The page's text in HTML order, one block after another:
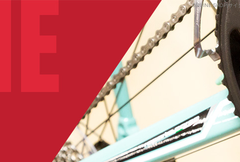
ONLINE SHOP|サ